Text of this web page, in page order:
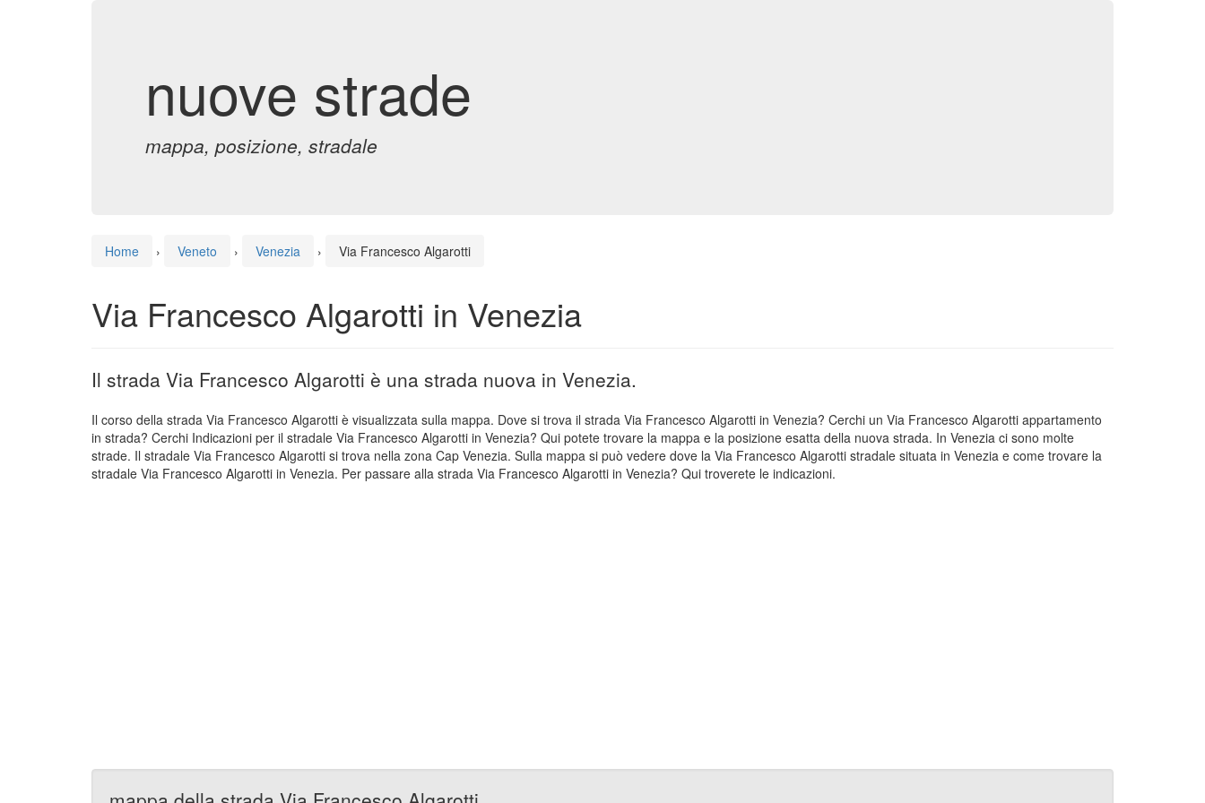
nuove strade
mappa, posizione, stradale
Home › Veneto › Venezia › Via Francesco Algarotti
Via Francesco Algarotti in Venezia
Il strada Via Francesco Algarotti è una strada nuova in Venezia.
Il corso della strada Via Francesco Algarotti è visualizzata sulla mappa. Dove si trova il strada Via Francesco Algarotti in Venezia? Cerchi un Via Francesco Algarotti appartamento
in strada? Cerchi Indicazioni per il stradale Via Francesco Algarotti in Venezia? Qui potete trovare la mappa e la posizione esatta della nuova strada. In Venezia ci sono molte
strade. Il stradale Via Francesco Algarotti si trova nella zona Cap Venezia. Sulla mappa si può vedere dove la Via Francesco Algarotti stradale situata in Venezia e come trovare la
stradale Via Francesco Algarotti in Venezia. Per passare alla strada Via Francesco Algarotti in Venezia? Qui troverete le indicazioni.